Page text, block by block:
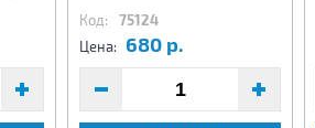
Код: 75124
Цена: 680 р.